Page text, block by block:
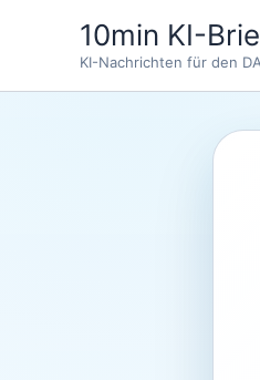
10min KI-
KI-Nachrichten für den